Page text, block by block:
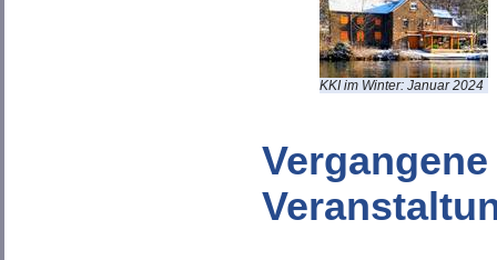
KKI im Winter: Januar 2024